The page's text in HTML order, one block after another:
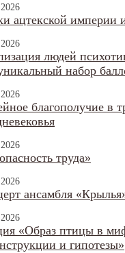
ацтекской империи
людей
набор
благополучие в
труда»
ансамбля
«Образ птицы в
и гипотезы»